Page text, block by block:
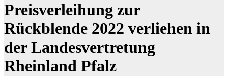
Preisverleihung zur
Rückblende 2022 verliehen in
der Landesvertretung
Rheinland Pfalz